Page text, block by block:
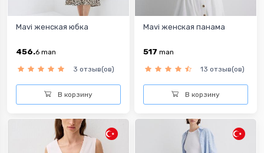
Mavi женская юбка
456.6 man
3 отзыв(ов)
В корзину
Mavi женская панама
517 man
13 отзыв(ов)
В корзину